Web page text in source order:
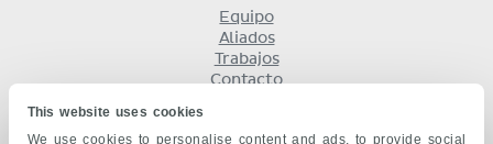
This website uses cookies
We use cookies to personalise content and ads, to provide social
Equipo
Aliados
Trabajos
Contacto
Términos y condiciones